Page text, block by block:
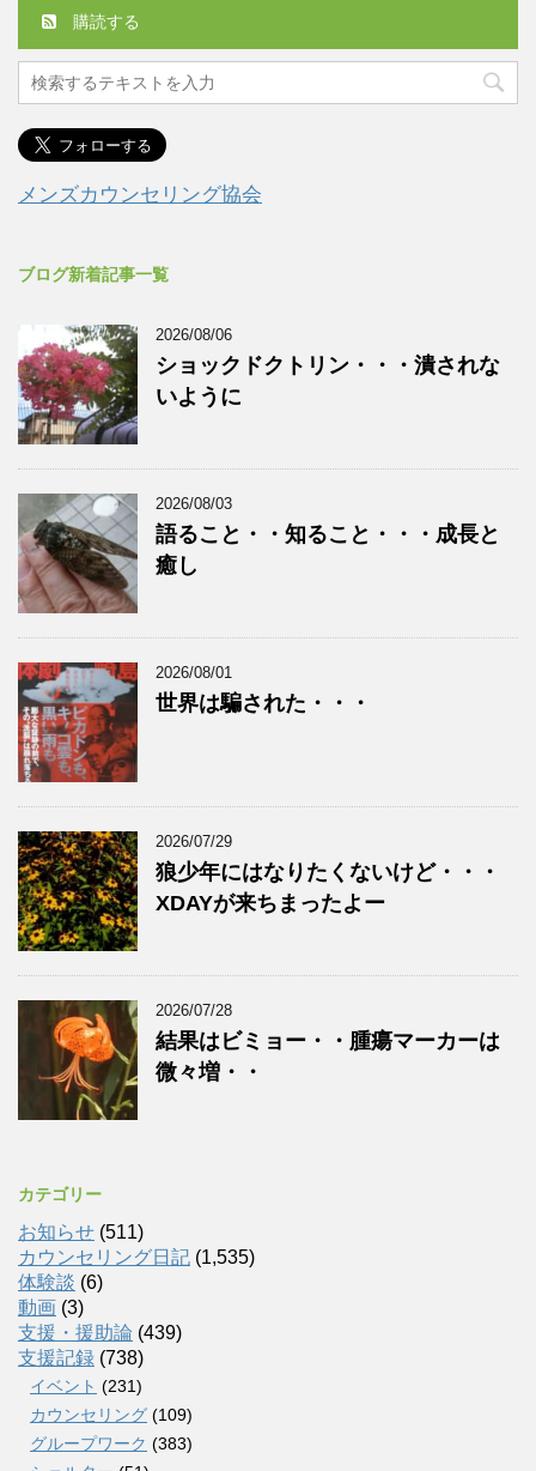
購読する
メンズカウンセリング協会
ブログ新着記事一覧
2026/08/06
ショックドクトリン・・・潰されな
いように
2026/08/03
語ること・・知ること・・・成長と
癒し
2026/08/01
世界は騙された・・・
2026/07/29
狼少年にはなりたくないけど・・・
XDAYが来ちまったよー
2026/07/28
結果はビミョー・・腫瘍マーカーは
微々増・・
カテゴリー
お知らせ (511)
カウンセリング日記 (1,535)
体験談 (6)
動画 (3)
支援・援助論 (439)
支援記録 (738)
イベント (231)
カウンセリング (109)
グループワーク (383)